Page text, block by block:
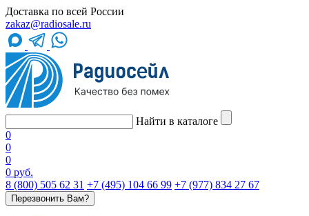
Доставка по всей России
zakaz@radiosale.ru
Найти в каталоге
0
0
0
0 руб.
8 (800) 505 62 31 +7 (495) 104 66 99 +7 (977) 834 27 67
Перезвонить Вам?